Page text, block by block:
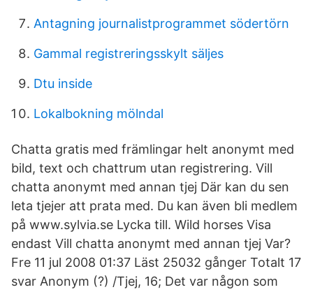
Antagning journalistprogrammet södertörn
Gammal registreringsskylt säljes
Dtu inside
Lokalbokning mölndal
Chatta gratis med främlingar helt anonymt med
bild, text och chattrum utan registrering. Vill
chatta anonymt med annan tjej Där kan du sen
leta tjejer att prata med. Du kan även bli medlem
på www.sylvia.se Lycka till. Wild horses Visa
endast Vill chatta anonymt med annan tjej Var?
Fre 11 jul 2008 01:37 Läst 25032 gånger Totalt 17
svar Anonym (?) /Tjej, 16; Det var någon som